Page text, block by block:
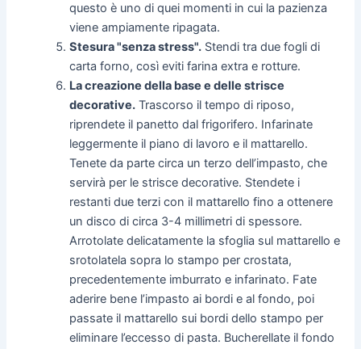
questo è uno di quei momenti in cui la pazienza
viene ampiamente ripagata.
Stesura "senza stress". Stendi tra due fogli di
carta forno, così eviti farina extra e rotture.
La creazione della base e delle strisce
decorative. Trascorso il tempo di riposo,
riprendete il panetto dal frigorifero. Infarinate
leggermente il piano di lavoro e il mattarello.
Tenete da parte circa un terzo dell’impasto, che
servirà per le strisce decorative. Stendete i
restanti due terzi con il mattarello fino a ottenere
un disco di circa 3-4 millimetri di spessore.
Arrotolate delicatamente la sfoglia sul mattarello e
srotolatela sopra lo stampo per crostata,
precedentemente imburrato e infarinato. Fate
aderire bene l’impasto ai bordi e al fondo, poi
passate il mattarello sui bordi dello stampo per
eliminare l’eccesso di pasta. Bucherellate il fondo